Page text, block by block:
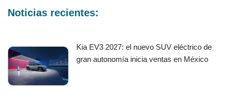
Noticias recientes:
Kia EV3 2027: el nuevo SUV eléctrico de
gran autonomía inicia ventas en México